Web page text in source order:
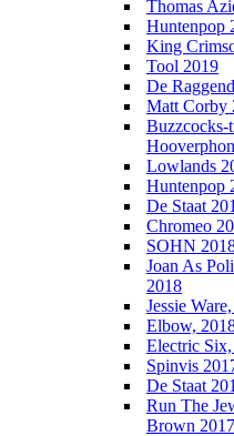
Thomas
Huntenpop
King
Tool 2019
De
Matt Corby
Buzzcocks-
Lowlands
Huntenpop
De Staat
Chromeo
SOHN
Joan As
2018
Jessie
Elbow,
Electric
Spinvis
De Staat
Run The
Brown 2017